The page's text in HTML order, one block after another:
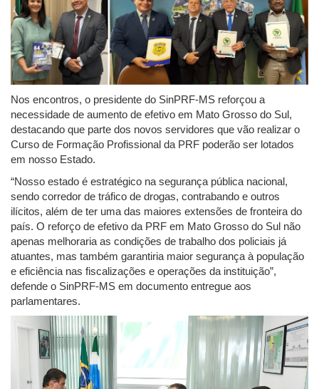
Nos encontros, o presidente do SinPRF-MS reforçou a
necessidade de aumento de efetivo em Mato Grosso do Sul,
destacando que parte dos novos servidores que vão realizar o
Curso de Formação Profissional da PRF poderão ser lotados
em nosso Estado.
“Nosso estado é estratégico na segurança pública nacional,
sendo corredor de tráfico de drogas, contrabando e outros
ilícitos, além de ter uma das maiores extensões de fronteira do
país. O reforço de efetivo da PRF em Mato Grosso do Sul não
apenas melhoraria as condições de trabalho dos policiais já
atuantes, mas também garantiria maior segurança à população
e eficiência nas fiscalizações e operações da instituição”,
defende o SinPRF-MS em documento entregue aos
parlamentares.